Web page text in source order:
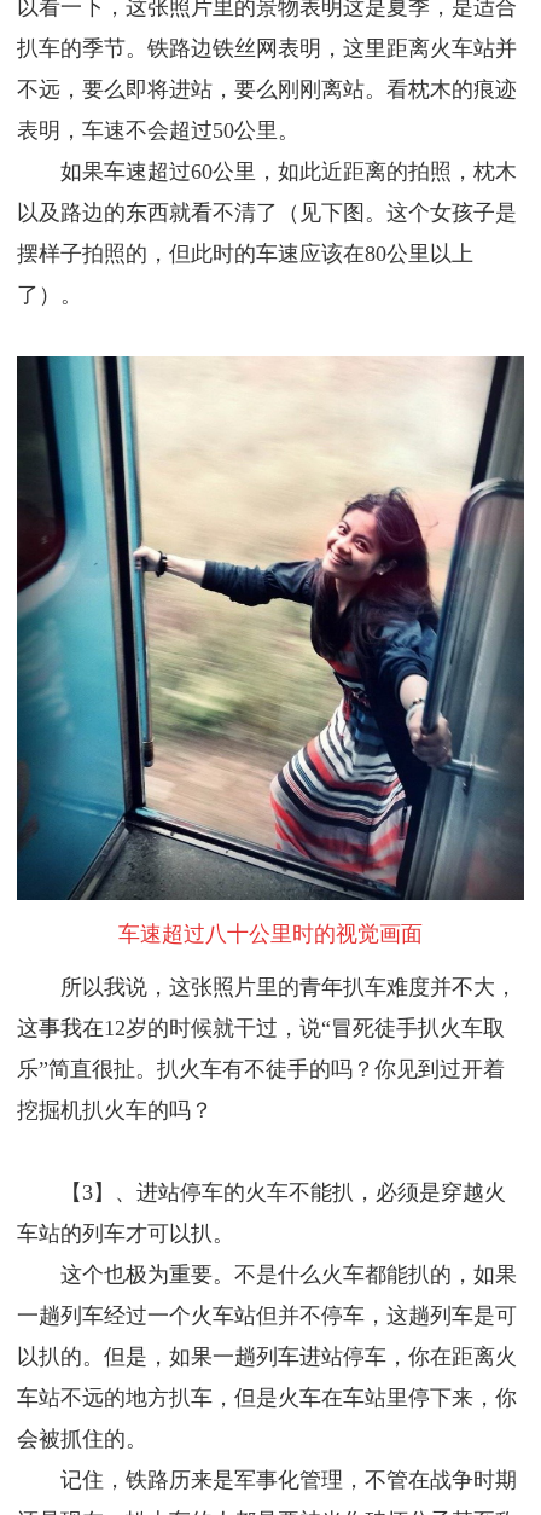
以看一下，这张照片里的景物表明这是夏季，是适合
扒车的季节。铁路边铁丝网表明，这里距离火车站并
不远，要么即将进站，要么刚刚离站。看枕木的痕迹
表明，车速不会超过50公里。
如果车速超过60公里，如此近距离的拍照，枕木
以及路边的东西就看不清了（见下图。这个女孩子是
摆样子拍照的，但此时的车速应该在80公里以上
了）。
车速超过八十公里时的视觉画面
所以我说，这张照片里的青年扒车难度并不大，
这事我在12岁的时候就干过，说“冒死徒手扒火车取
乐”简直很扯。扒火车有不徒手的吗？你见到过开着
挖掘机扒火车的吗？
【3】、进站停车的火车不能扒，必须是穿越火
车站的列车才可以扒。
这个也极为重要。不是什么火车都能扒的，如果
一趟列车经过一个火车站但并不停车，这趟列车是可
以扒的。但是，如果一趟列车进站停车，你在距离火
车站不远的地方扒车，但是火车在车站里停下来，你
会被抓住的。
记住，铁路历来是军事化管理，不管在战争时期